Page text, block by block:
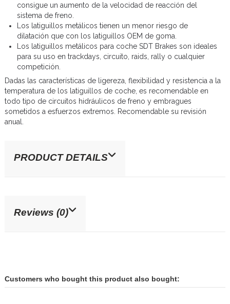
consigue un aumento de la velocidad de reacción del
sistema de freno.
Los latiguillos metálicos tienen un menor riesgo de
dilatación que con los latiguillos OEM de goma.
Los latiguillos metálicos para coche SDT Brakes son ideales
para su uso en trackdays, circuito, raids, rally o cualquier
competición.
Dadas las características de ligereza, flexibilidad y resistencia a la
temperatura de los latiguillos de coche, es recomendable en
todo tipo de circuitos hidráulicos de freno y embragues
sometidos a esfuerzos extremos. Recomendable su revisión
anual.
PRODUCT DETAILS
Reviews (0)
Customers who bought this product also bought: